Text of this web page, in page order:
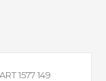
1577 149